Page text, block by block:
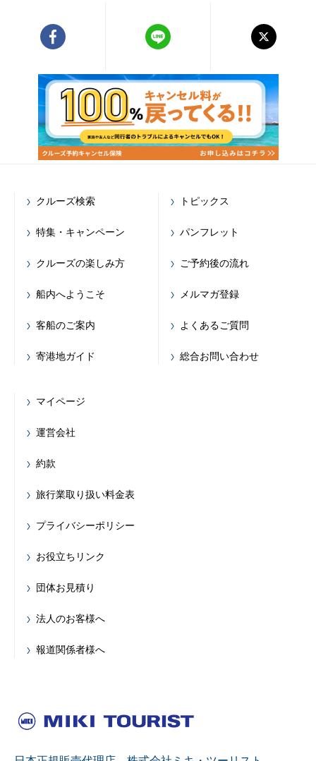
クルーズ検索
特集・キャンペーン
クルーズの楽しみ方
船内へようこそ
客船のご案内
寄港地ガイド
トピックス
パンフレット
ご予約後の流れ
メルマガ登録
よくあるご質問
総合お問い合わせ
マイページ
運営会社
約款
旅行業取り扱い料金表
プライバシーポリシー
お役立ちリンク
団体お見積り
法人のお客様へ
報道関係者様へ